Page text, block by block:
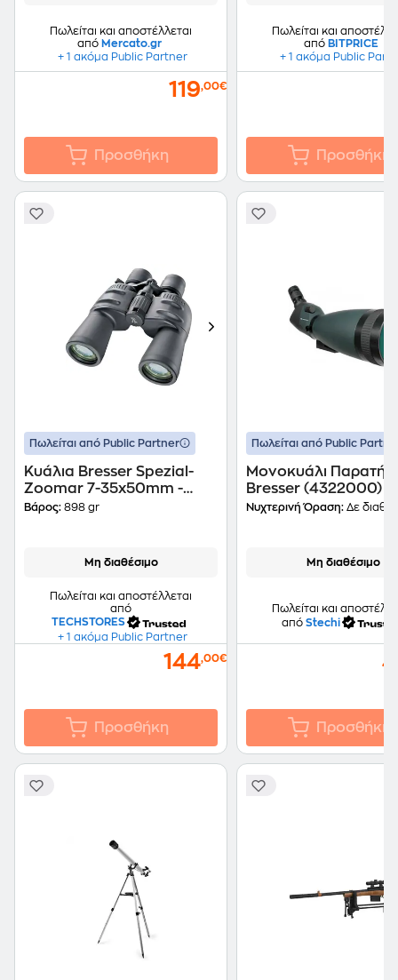
Πωλείται και αποστέλλεται
από Mercato.gr
+ 1 ακόμα Public Partner
119,00€
Προσθήκη
Πωλείται και
από BITPRICE
+ 1 ακόμα Public
Προσθήκη
Πωλείται από Public Partner
Κυάλια Bresser Spezial-
Zoomar 7-35x50mm -
Μαύρο
Βάρος: 898 gr
Μη διαθέσιμο
Πωλείται και αποστέλλεται
από
TECHSTORES
+ 1 ακόμα Public Partner
144,00€
Προσθήκη
Πωλείται από Public
Μονοκυάλι
Bresser (4322000) -
Σκούρο Πράσινο
Νυχτερινή Όραση: Δε
Μη διαθέσιμο
Πωλείται και
από Stechi
Προσθήκη